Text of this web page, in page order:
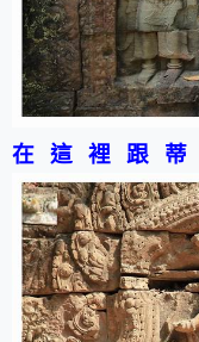
在這裡跟